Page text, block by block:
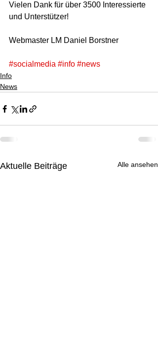
Vielen Dank für über 3500 Interessierte
und Unterstützer!
Webmaster LM Daniel Borstner
#socialmedia #info #news
Info
News
Aktuelle Beiträge Alle ansehen